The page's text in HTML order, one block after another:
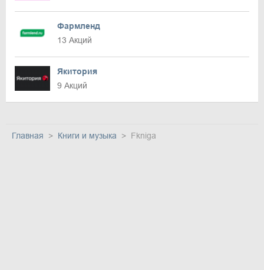
Фармленд
13 Акций
Якитория
9 Акций
Главная Книги и музыка Fkniga